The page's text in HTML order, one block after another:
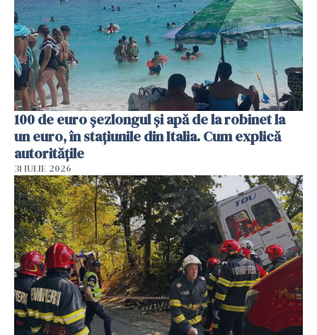
100 de euro șezlongul și apă de la robinet la
un euro, în stațiunile din Italia. Cum explică
autoritățile
31 IULIE 2026